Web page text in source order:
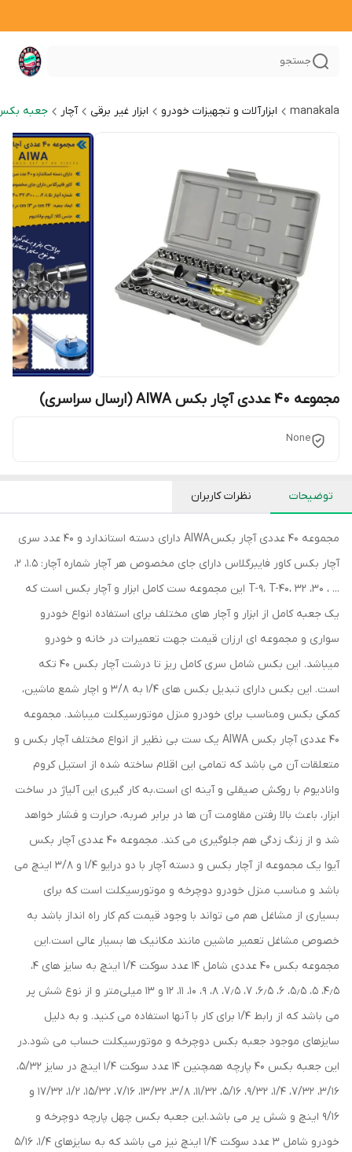
جستجو
manakala ابزارآلات و تجهیزات خودرو ابزار غیر برقی آچار جعبه
مجموعه 40 عددی آچار بکس AIWA (ارسال سراسری)
None
توضیحات نظرات کاربران
مجموعه 40 عددی آچار بکس AIWA دارای دسته استاندارد و 40 عدد سری
آچار بکس کاور فایبرگلاس دارای جای مخصوص هر آچار شماره آچار: 1.5، 2،
... ، 30، T-9، T-40، 32 این مجموعه ست کامل ابزار و آچار بکس است که
یک جعبه کامل از ابزار و آچار های مختلف برای استفاده انواع خودرو
سواری و مجموعه ای ارزان قیمت جهت تعمیرات در خانه و خودرو
میباشد. این بکس شامل سری کامل ریز تا درشت آچار بکس 40 تکه
است. این بکس دارای تبدیل بکس های 1/4 به 3/8 و اچار شمع ماشین،
کمکی بکس ومناسب برای خودرو منزل موتورسیکلت میباشد. مجموعه
40 عددی آچار بکس AIWA یک ست بی نظیر از انواع مختلف آچار بکس و
متعلقات آن می باشد که تمامی این اقلام ساخته شده از استیل کروم
وانادیوم با روکش صیقلی و آینه ای است.به کار گیری این آلیاژ در ساخت
ابزار، باعث بالا رفتن مقاومت آن ها در برابر ضربه، حرارت و فشار خواهد
شد و از زنگ زدگی هم جلوگیری می کند. مجموعه ۴۰ عددی آچار بکس
آیوا یک مجموعه از آچار بکس و دسته آچار با دو درایو ۱/۴ و ۳/۸ اینچ می
باشد و مناسب منزل خودرو دوچرخه و موتورسیکلت است که برای
بسیاری از مشاغل هم می تواند با وجود قیمت کم کار راه انداز باشد به
خصوص مشاغل تعمیر ماشین مانند مکانیک ها بسیار عالی است.این
مجموعه بکس ۴۰ عددی شامل ۱۴ عدد سوکت ۱/۴ اینچ به سایز های ۴،
۴٫۵، ۵، ۵٫۵، ۶، ۶٫۵، ۷، ۷٫۵، ۸، ۹، ۱۰، ۱۱، ۱۲ و ۱۳ میلی‌متر و از نوع شش پر
می باشد که از رابط ۱/۴ برای کار با آنها استفاده می کنید. و به دلیل
سایزهای موجود جعبه بکس دوچرخه و موتورسیکلت حساب می شود.در
این جعبه بکس ۴۰ پارچه همچنین ۱۴ عدد سوکت ۱/۴ اینچ در سایز ۵/۳۲،
۳/۱۶، ۷/۳۲، ۱/۴، ۹/۳۲، ۵/۱۶، ۱۱/۳۲، ۳/۸، ۱۳/۳۲، ۷/۱۶، ۱۵/۳۲، ۱/۲، ۱۷/۳۲ و
۹/۱۶ اینچ و شش پر می باشد.این جعبه بکس چهل پارچه دوچرخه و
خودرو شامل ۳ عدد سوکت ۱/۴ اینچ نیز می باشد که به سایزهای ۱/۴، ۵/۱۶